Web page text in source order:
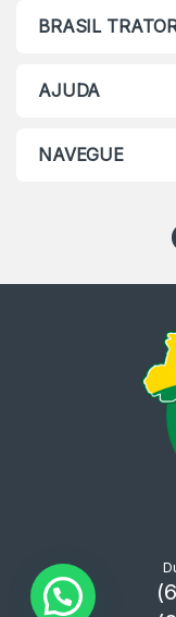
BRASIL
AJUDA
NAVEGUE